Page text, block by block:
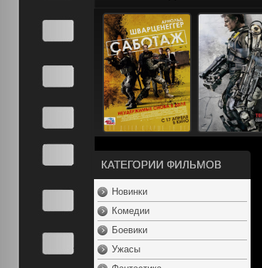
КАТЕГОРИИ ФИЛЬМОВ
Новинки
Комедии
Боевики
Ужасы